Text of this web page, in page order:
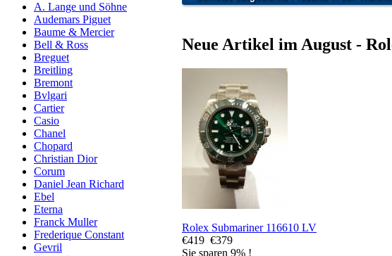
A. Lange und Söhne
Audemars Piguet
Baume & Mercier
Bell & Ross
Breguet
Breitling
Bremont
Bvlgari
Cartier
Casio
Chanel
Chopard
Christian Dior
Corum
Daniel Jean Richard
Ebel
Eterna
Franck Muller
Frederique Constant
Gevril
Neue Artikel im August -
Rolex Submariner 116610 LV
€419 €379
Sie sparen 9% !